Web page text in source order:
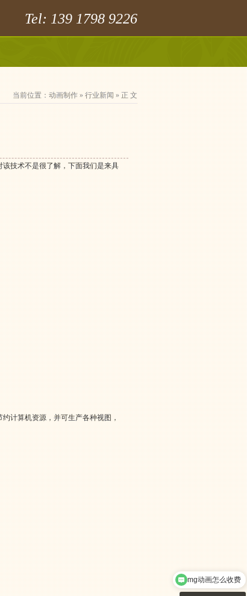
Tel: 139 1798 9226
当前位置：动画制作»行业新闻» 正 文
技术不是很了解，下面我们是来具
计算机资源，并可生产各种视图，
mg动画怎么收费